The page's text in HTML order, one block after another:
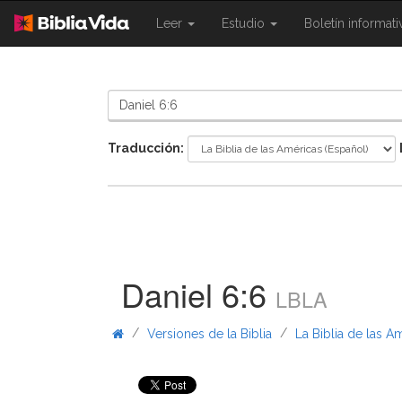
Leer
{{
Estudio
{{
Boletín
Traducción:
Daniel 6:6 LBLA
/ Versiones de la Biblia / La Biblia de las